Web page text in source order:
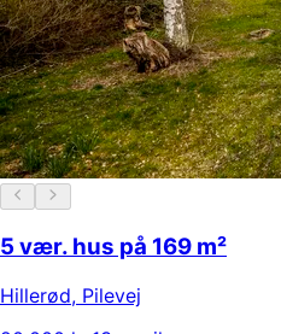
5 vær. hus på 169 m²
Hillerød, Pilevej